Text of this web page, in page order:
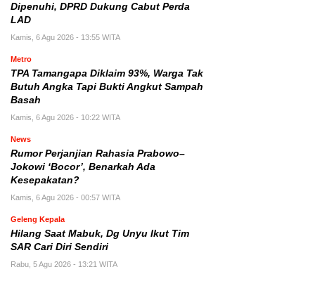
Dipenuhi, DPRD Dukung Cabut Perda
LAD
Kamis, 6 Agu 2026 - 13:55 WITA
Metro
TPA Tamangapa Diklaim 93%, Warga Tak
Butuh Angka Tapi Bukti Angkut Sampah
Basah
Kamis, 6 Agu 2026 - 10:22 WITA
News
Rumor Perjanjian Rahasia Prabowo–
Jokowi ‘Bocor’, Benarkah Ada
Kesepakatan?
Kamis, 6 Agu 2026 - 00:57 WITA
Geleng Kepala
Hilang Saat Mabuk, Dg Unyu Ikut Tim
SAR Cari Diri Sendiri
Rabu, 5 Agu 2026 - 13:21 WITA